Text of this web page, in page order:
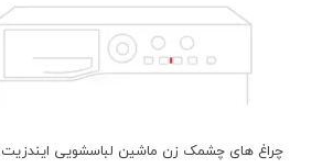
چراغ های چشمک زن ماشین لباسشویی ایندزیت